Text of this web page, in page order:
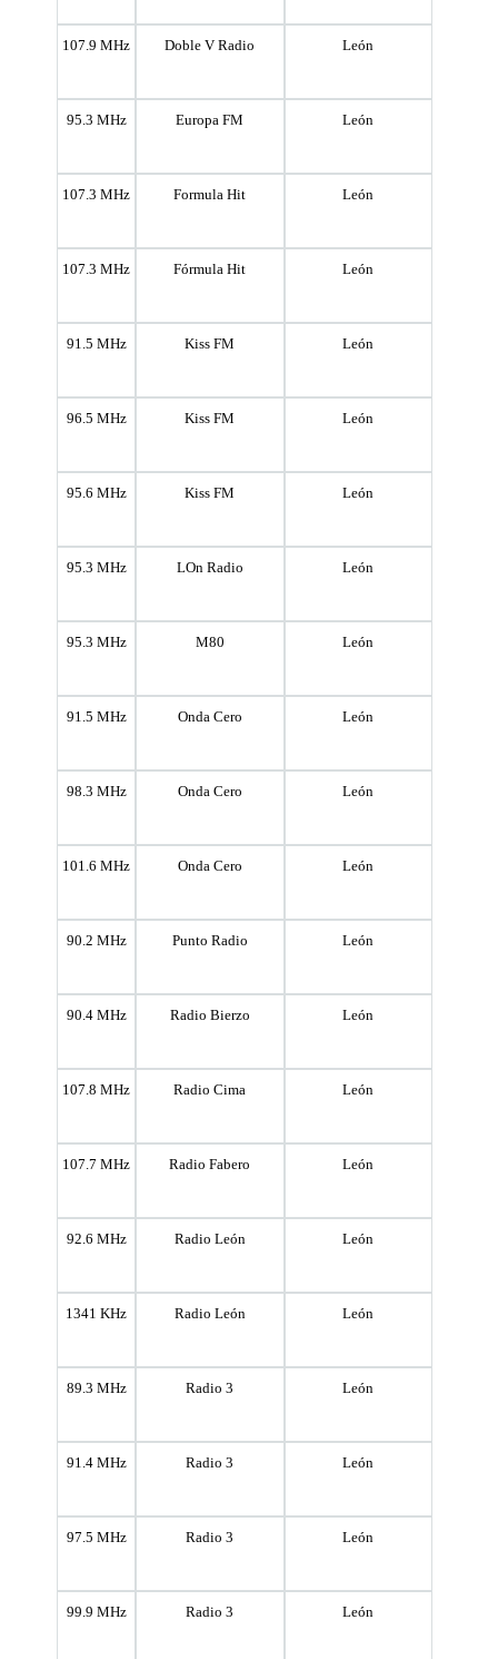
107.9 MHz Doble V Radio León
95.3 MHz Europa FM León
107.3 MHz Formula Hit León
107.3 MHz Fórmula Hit León
91.5 MHz Kiss FM León
96.5 MHz Kiss FM León
95.6 MHz Kiss FM León
95.3 MHz LOn Radio León
95.3 MHz M80 León
91.5 MHz Onda Cero León
98.3 MHz Onda Cero León
101.6 MHz Onda Cero León
90.2 MHz Punto Radio León
90.4 MHz Radio Bierzo León
107.8 MHz Radio Cima León
107.7 MHz Radio Fabero León
92.6 MHz Radio León León
1341 KHz Radio León León
89.3 MHz Radio 3 León
91.4 MHz Radio 3 León
97.5 MHz Radio 3 León
99.9 MHz Radio 3 León